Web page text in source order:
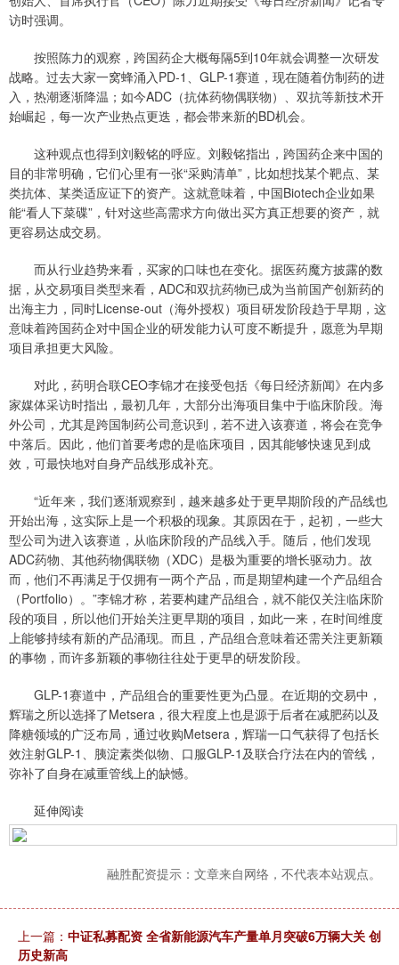
访时强调。
按照陈力的观察，跨国药企大概每隔5到10年就会调整一次研发
战略。过去大家一窝蜂涌入PD-1、GLP-1赛道，现在随着仿制药的进
入，热潮逐渐降温；如今ADC（抗体药物偶联物）、双抗等新技术开
始崛起，每一次产业热点更迭，都会带来新的BD机会。
这种观点也得到刘毅铭的呼应。刘毅铭指出，跨国药企来中国的
目的非常明确，它们心里有一张“采购清单”，比如想找某个靶点、某
类抗体、某类适应证下的资产。这就意味着，中国Biotech企业如果
能“看人下菜碟”，针对这些高需求方向做出买方真正想要的资产，就
更容易达成交易。
而从行业趋势来看，买家的口味也在变化。据医药魔方披露的数
据，从交易项目类型来看，ADC和双抗药物已成为当前国产创新药的
出海主力，同时License-out（海外授权）项目研发阶段趋于早期，这
意味着跨国药企对中国企业的研发能力认可度不断提升，愿意为早期
项目承担更大风险。
对此，药明合联CEO李锦才在接受包括《每日经济新闻》在内多
家媒体采访时指出，最初几年，大部分出海项目集中于临床阶段。海
外公司，尤其是跨国制药公司意识到，若不进入该赛道，将会在竞争
中落后。因此，他们首要考虑的是临床项目，因其能够快速见到成
效，可最快地对自身产品线形成补充。
“近年来，我们逐渐观察到，越来越多处于更早期阶段的产品线也
开始出海，这实际上是一个积极的现象。其原因在于，起初，一些大
型公司为进入该赛道，从临床阶段的产品线入手。随后，他们发现
ADC药物、其他药物偶联物（XDC）是极为重要的增长驱动力。故
而，他们不再满足于仅拥有一两个产品，而是期望构建一个产品组合
（Portfolio）。”李锦才称，若要构建产品组合，就不能仅关注临床阶
段的项目，所以他们开始关注更早期的项目，如此一来，在时间维度
上能够持续有新的产品涌现。而且，产品组合意味着还需关注更新颖
的事物，而许多新颖的事物往往处于更早的研发阶段。
GLP-1赛道中，产品组合的重要性更为凸显。在近期的交易中，
辉瑞之所以选择了Metsera，很大程度上也是源于后者在减肥药以及
降糖领域的广泛布局，通过收购Metsera，辉瑞一口气获得了包括长
效注射GLP-1、胰淀素类似物、口服GLP-1及联合疗法在内的管线，
弥补了自身在减重管线上的缺憾。
延伸阅读
融胜配资提示：文章来自网络，不代表本站观点。
上一篇： 中证私募配资 全省新能源汽车产量单月突破6万辆大关 创
历史新高